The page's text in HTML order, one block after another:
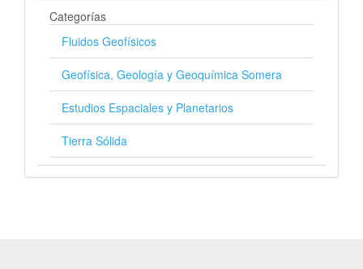
Categorías
Fluidos Geofísicos
Geofísica, Geología y Geoquímica Somera
Estudios Espaciales y Planetarios
Tierra Sólida